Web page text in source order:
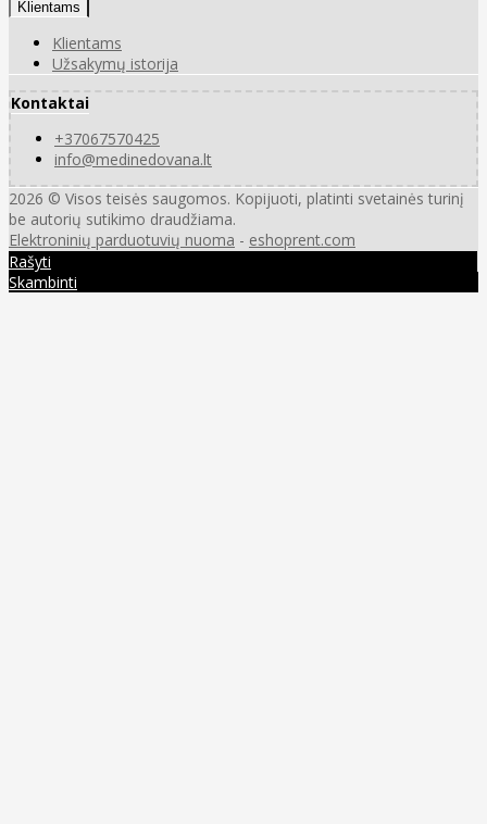
Klientams
Klientams
Užsakymų istorija
Kontaktai
+37067570425
info@medinedovana.lt
2026 © Visos teisės saugomos. Kopijuoti, platinti svetainės turinį
be autorių sutikimo draudžiama.
Elektroninių parduotuvių nuoma - eshoprent.com
Rašyti
Skambinti